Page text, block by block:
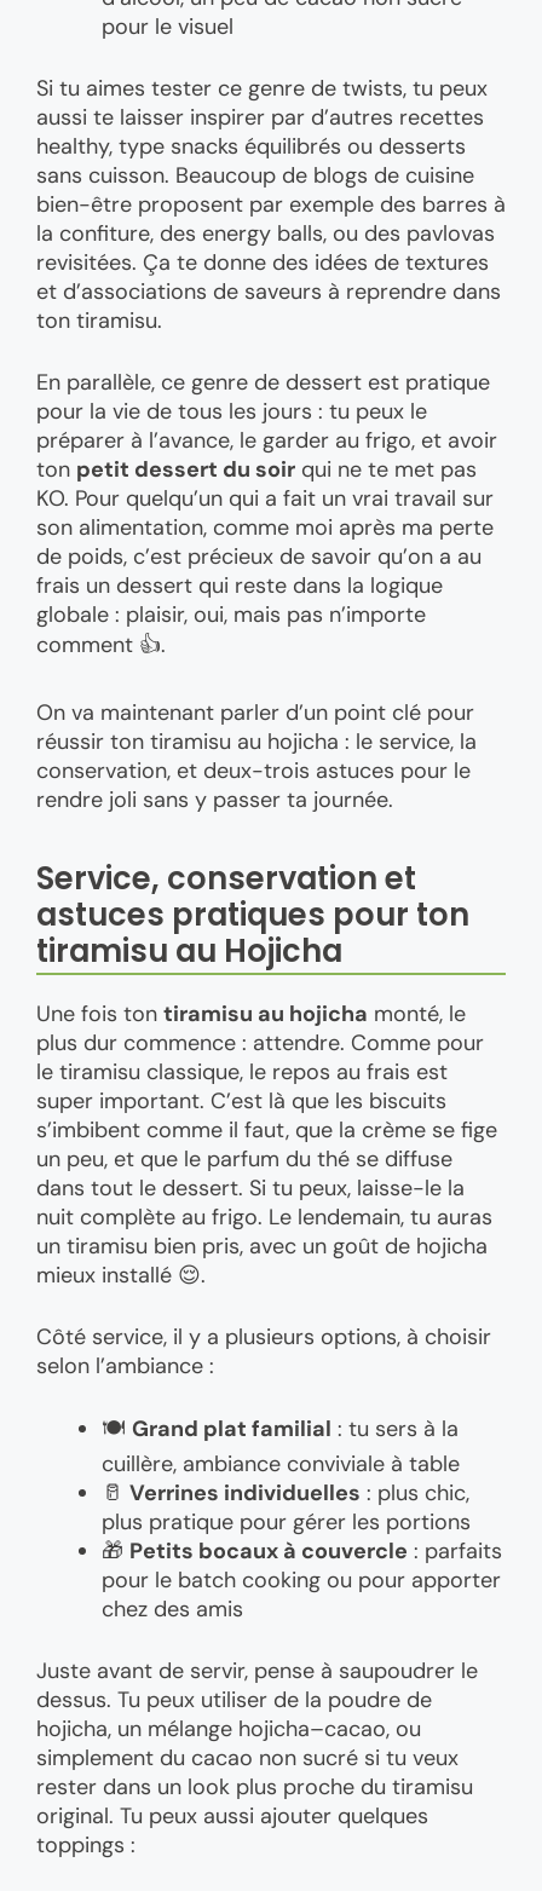
pour le visuel
Si tu aimes tester ce genre de twists, tu peux
aussi te laisser inspirer par d’autres recettes
healthy, type snacks équilibrés ou desserts
sans cuisson. Beaucoup de blogs de cuisine
bien-être proposent par exemple des barres à
la confiture, des energy balls, ou des pavlovas
revisitées. Ça te donne des idées de textures
et d’associations de saveurs à reprendre dans
ton tiramisu.
En parallèle, ce genre de dessert est pratique
pour la vie de tous les jours : tu peux le
préparer à l’avance, le garder au frigo, et avoir
ton petit dessert du soir qui ne te met pas
KO. Pour quelqu’un qui a fait un vrai travail sur
son alimentation, comme moi après ma perte
de poids, c’est précieux de savoir qu’on a au
frais un dessert qui reste dans la logique
globale : plaisir, oui, mais pas n’importe
comment 👍.
On va maintenant parler d’un point clé pour
réussir ton tiramisu au hojicha : le service, la
conservation, et deux-trois astuces pour le
rendre joli sans y passer ta journée.
Service, conservation et
astuces pratiques pour ton
tiramisu au Hojicha
Une fois ton tiramisu au hojicha monté, le
plus dur commence : attendre. Comme pour
le tiramisu classique, le repos au frais est
super important. C’est là que les biscuits
s’imbibent comme il faut, que la crème se fige
un peu, et que le parfum du thé se diffuse
dans tout le dessert. Si tu peux, laisse-le la
nuit complète au frigo. Le lendemain, tu auras
un tiramisu bien pris, avec un goût de hojicha
mieux installé 😌.
Côté service, il y a plusieurs options, à choisir
selon l’ambiance :
🍽️ Grand plat familial : tu sers à la
cuillère, ambiance conviviale à table
🥛 Verrines individuelles : plus chic,
plus pratique pour gérer les portions
🎁 Petits bocaux à couvercle : parfaits
pour le batch cooking ou pour apporter
chez des amis
Juste avant de servir, pense à saupoudrer le
dessus. Tu peux utiliser de la poudre de
hojicha, un mélange hojicha–cacao, ou
simplement du cacao non sucré si tu veux
rester dans un look plus proche du tiramisu
original. Tu peux aussi ajouter quelques
toppings :